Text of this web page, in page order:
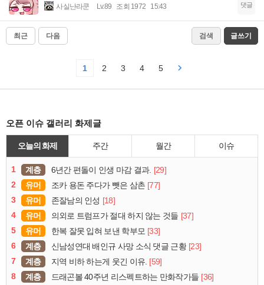
사실난라쿤 Lv.89 조회 1972 15:43 댓글
최근 다음 검색 글쓰기
1 2 3 4 5
오픈 이슈 갤러리 화제글
오늘의 화제 주간 월간 이슈
1 계층 6년간 편돌이 인생 마감 결과. [29]
2
유머 조카 용돈 주다가 뺏은 삼촌 [77]
3
유머 존잘남의 인성 [18]
4
유머 의외로 트럼프가 절대 하지 않는 것들 [37]
5
유머 한복 잘못 입혀 보낸 학부모 [33]
6
계층 신남성연대 배인규 사망 소식 댓글 근황 [23]
7
계층 지역 비하 하는게 웃긴 이유. [59]
8
계층 드래곤볼 40주년 리스펙트하는 만화작가들 [36]